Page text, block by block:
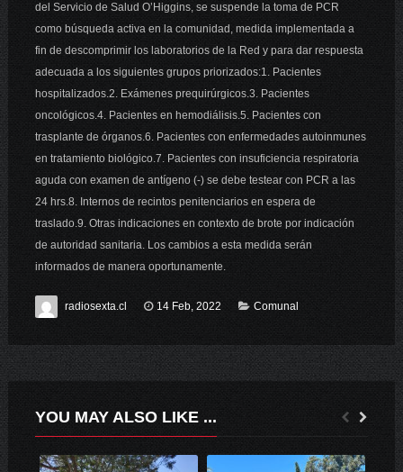
del Servicio de Salud O’Higgins, se suspende la toma de PCR
como búsqueda activa en la comunidad, medida implementada a
fin de descomprimir los laboratorios de la Red y para dar respuesta
adecuada a los siguientes grupos priorizados:1. Pacientes
hospitalizados.2. Exámenes prequirúrgicos.3. Pacientes
oncológicos.4. Pacientes en hemodiálisis.5. Pacientes con
trasplante de órganos.6. Pacientes con enfermedades autoinmunes
en tratamiento biológico.7. Pacientes con insuficiencia respiratoria
aguda con examen de antígeno (-) se debe testear con PCR a las
24 hrs.8. Internos de recintos penitenciarios en espera de
traslado.9. Otras indicaciones en contexto de brote por indicación
de autoridad sanitaria. Los cambios a esta medida serán
informados de manera oportunamente.
radiosexta.cl 14 Feb, 2022 Comunal
YOU MAY ALSO LIKE ...